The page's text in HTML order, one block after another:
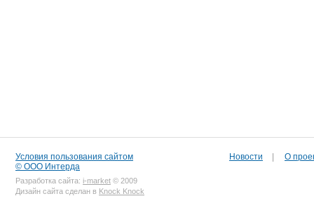
Условия пользования сайтом
© ООО Интерда
Разработка сайта: i-market © 2009
Дизайн сайта сделан в Knock Knock
Новости О